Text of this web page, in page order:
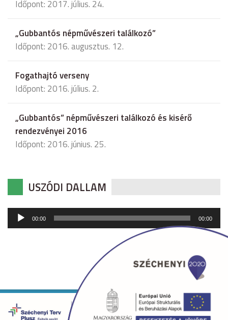
Időpont: 2017. július. 24.
„Gubbantós népművészeri találkozó”
Időpont: 2016. augusztus. 12.
Fogathajtó verseny
Időpont: 2016. július. 2.
„Gubbantós” népművészeri találkozó és kisérő
rendezvényei 2016
Időpont: 2016. június. 25.
USZÓDI DALLAM
Audió
lejátszó
00:00 00:00
Copyright © 2026 uszod.hu Minden jog fenntartva. •